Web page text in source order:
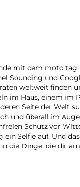
mit dem moto tag
Sounding und
weltweit finden
im Haus, einem im
Seite der Welt
und überall im
Schutz vor
Selfie auf. Und
die Dinge, die dir